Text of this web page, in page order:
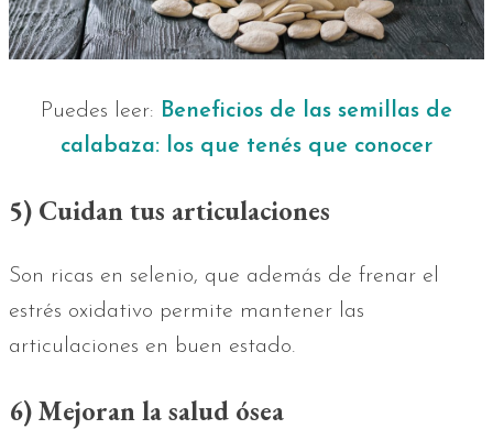
Puedes leer: Beneficios de las semillas de
calabaza: los que tenés que conocer
5) Cuidan tus articulaciones
Son ricas en selenio, que además de frenar el
estrés oxidativo permite mantener las
articulaciones en buen estado.
6) Mejoran la salud ósea